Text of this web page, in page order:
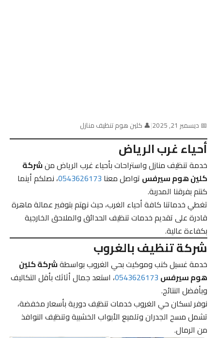
📅 ديسمبر 21, 2025 |👤 كلين هوم تنظيف منازل
أحياء غرب الرياض
خدمة تنظيف منازل واستراحات بأحياء غرب الرياض منشركة
كلين هوم سيرفستواصل معنا0543626173، نصلكم أينما
كنتم بفرقنا المدربة.
تغطي خدماتنا كافة أحياء الغرب، حيث نهتم بتوفير عمالة ماهرة
قادرة على تقديم خدمات تنظيف الحدائق والملاحق الخارجية
بكفاءة عالية.
شركة تنظيف بالغروب
خدمة غسيل كنب وموكيت بحي الغروب بواسطةشركة كلين
هوم سيرفس0543626173، استعد جمال أثاثك بأقل التكاليف
وبأفضل النتائج.
نوفر لسكان حي الغروب خدمات تنظيف دورية بأسعار مخفضة،
تشمل مسح الجدران وتلميع الأبواب الخشبية وتنظيف النوافذ
من الرمال.